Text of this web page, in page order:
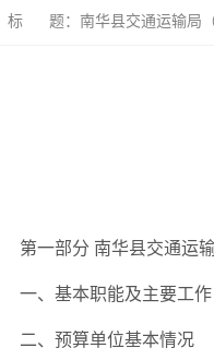
标 题：南华县交通运输局
第一部分 南华县交通运
一、基本职能及主要工作
二、预算单位基本情况